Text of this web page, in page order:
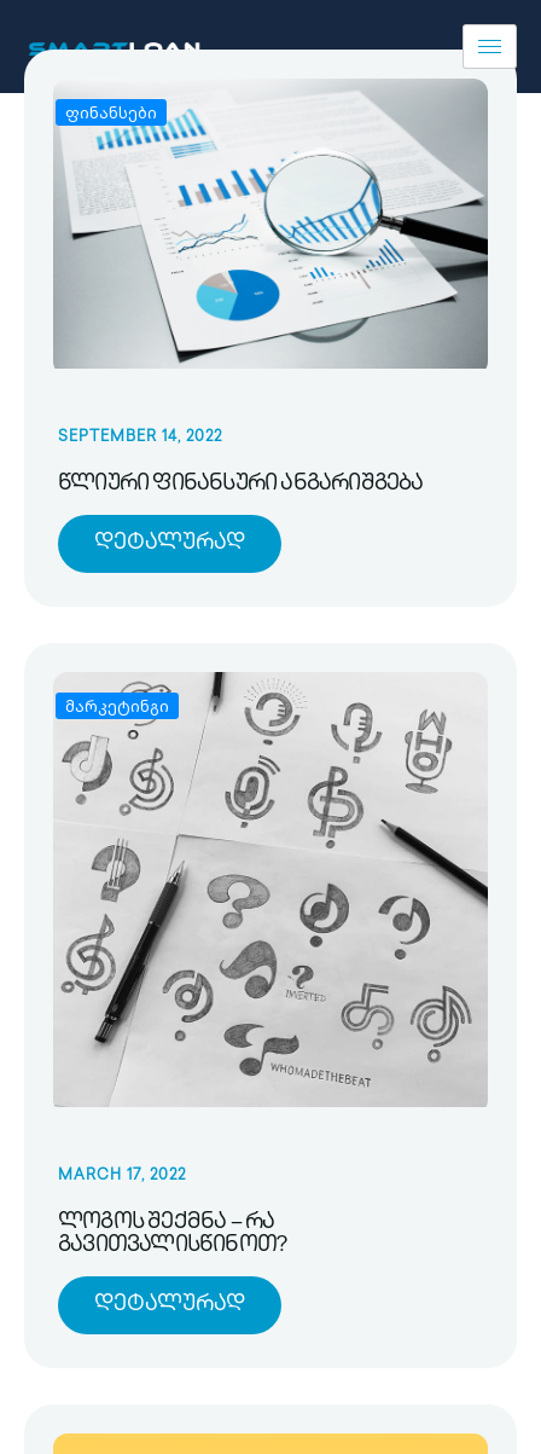
ფინანსები
SEPTEMBER 14, 2022
წლიური ფინანსური ანგარიშგება
Დეტალურად
მარკეტინგი
MARCH 17, 2022
ლოგოს შექმნა – რა
გავითვალისწინოთ?
Დეტალურად